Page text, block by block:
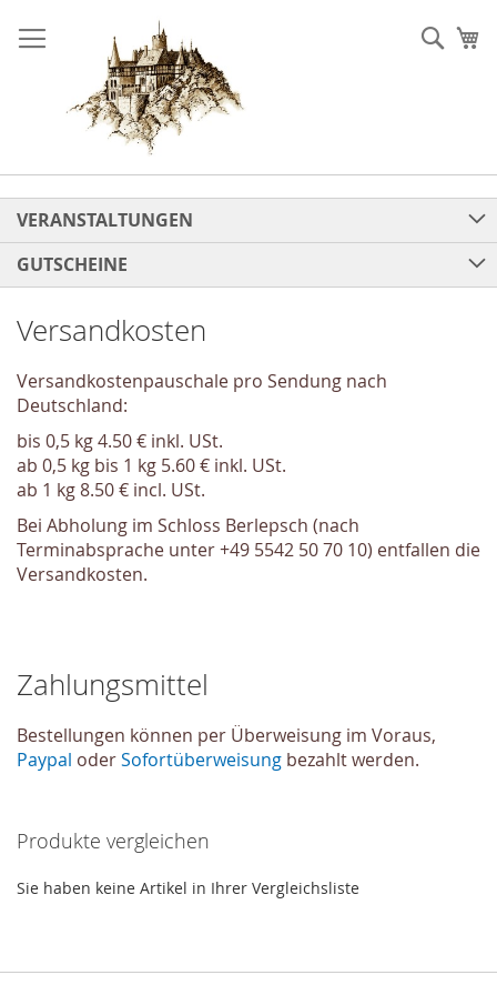
zum
Inhalt
VERANSTALTUNGEN
GUTSCHEINE
Versandkosten
Versandkostenpauschale pro Sendung nach
Deutschland:
bis 0,5 kg 4.50 € inkl. USt.
ab 0,5 kg bis 1 kg 5.60 € inkl. USt.
ab 1 kg 8.50 € incl. USt.
Bei Abholung im Schloss Berlepsch (nach
Terminabsprache unter +49 5542 50 70 10) entfallen die
Versandkosten.
Zahlungsmittel
Bestellungen können per Überweisung im Voraus,
Paypal oderSofortüberweisung bezahlt werden.
Produkte vergleichen
Sie haben keine Artikel in Ihrer Vergleichsliste